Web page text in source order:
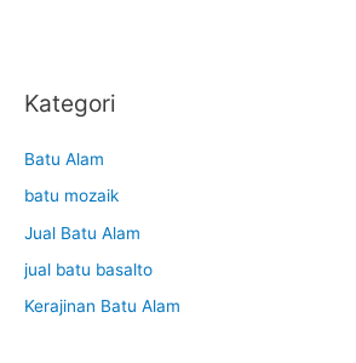
Kategori
Batu Alam
batu mozaik
Jual Batu Alam
jual batu basalto
Kerajinan Batu Alam